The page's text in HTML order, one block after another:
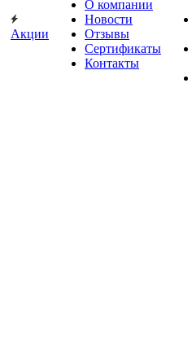
Акции
О компании
Новости
Отзывы
Сертификаты
Контакты